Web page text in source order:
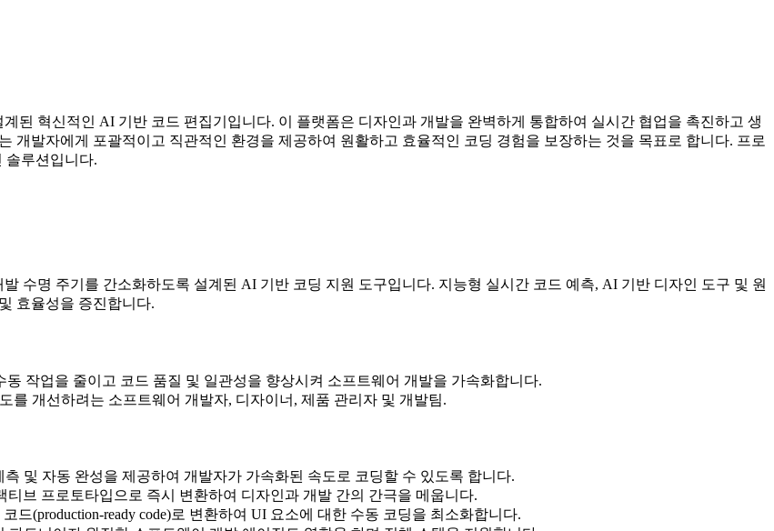
된 혁신적인 AI 기반 코드 편집기입니다. 이 플랫폼은 디자인과 개발을 완벽하게 통합하여 실시간 협업을 촉진하고 생
개발자에게 포괄적이고 직관적인 환경을 제공하여 원활하고 효율적인 코딩 경험을 보장하는 것을 목표로 합니다. 프로
솔루션입니다.
수명 주기를 간소화하도록 설계된 AI 기반 코딩 지원 도구입니다. 지능형 실시간 코드 예측, AI 기반 디자인 도구 및 원
효율성을 증진합니다.
작업을 줄이고 코드 품질 및 일관성을 향상시켜 소프트웨어 개발을 가속화합니다.
를 개선하려는 소프트웨어 개발자, 디자이너, 제품 관리자 및 개발팀.
및 자동 완성을 제공하여 개발자가 가속화된 속도로 코딩할 수 있도록 합니다.
브 프로토타입으로 즉시 변환하여 디자인과 개발 간의 간극을 메웁니다.
드(production-ready code)로 변환하여 UI 요소에 대한 수동 코딩을 최소화합니다.